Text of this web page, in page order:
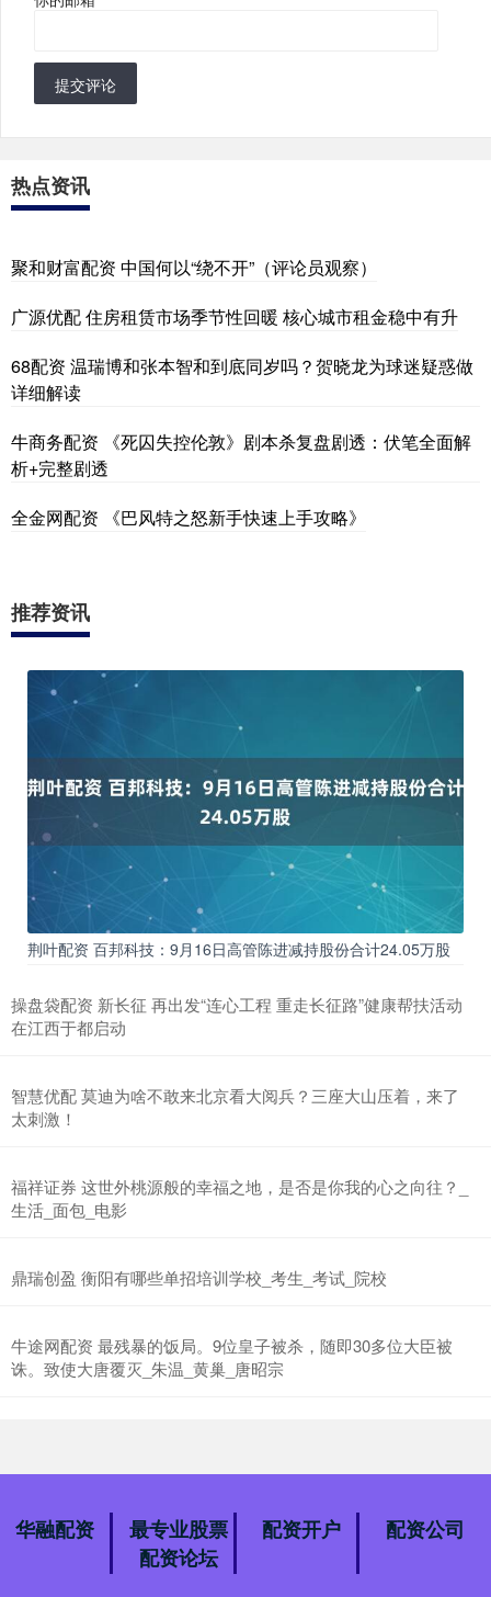
提交评论
热点资讯
聚和财富配资 中国何以“绕不开”（评论员观察）
广源优配 住房租赁市场季节性回暖 核心城市租金稳中有升
68配资 温瑞博和张本智和到底同岁吗？贺晓龙为球迷疑惑做
详细解读
牛商务配资 《死囚失控伦敦》剧本杀复盘剧透：伏笔全面解
析+完整剧透
全金网配资 《巴风特之怒新手快速上手攻略》
推荐资讯
荆叶配资 百邦科技：9月16日高管陈进减持股份合计24.05万股
操盘袋配资 新长征 再出发“连心工程 重走长征路”健康帮扶活动
在江西于都启动
智慧优配 莫迪为啥不敢来北京看大阅兵？三座大山压着，来了
太刺激！
福祥证券 这世外桃源般的幸福之地，是否是你我的心之向往？_
生活_面包_电影
鼎瑞创盈 衡阳有哪些单招培训学校_考生_考试_院校
牛途网配资 最残暴的饭局。9位皇子被杀，随即30多位大臣被
诛。致使大唐覆灭_朱温_黄巢_唐昭宗
华融配资
最专业股票
配资论坛
配资开户 配资公司